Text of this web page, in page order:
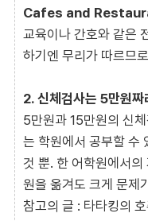
Cafes and
교육이나 간호와 같은
하기엔 무리가 따르므
2. 신체검사는 5만원짜
5만원과 15만원의 신
는 학원에서 공부할 수
것 뿐. 한 어학원에서
원을 옮겨도 크게 문제
참고의 글 : 타타킹의